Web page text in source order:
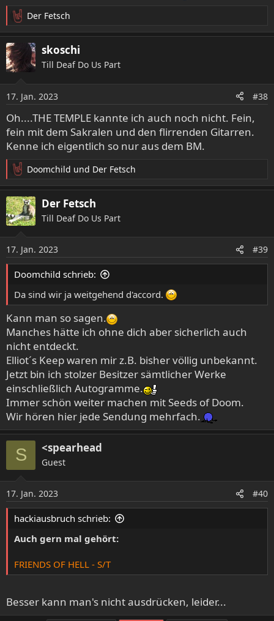
4. Gargantuan Blade - Gargantuan Blade
5. Spiritus Mortis - The Great Seal
Temple Of Void - Summoning the Slayer
Smith And Swansson - Smith and Swanson
Monasterium - Cold Are the Graves
Friends Of Hell - Contradictionary Notes
Mythosphere - Pathotogical
Black Oath - Emeth Truth and Death
Candlemass - Sweet Evil Sun
Obsidian Sea - Pathos
Heléh - Heléh
Doomocracy - Unorthodox
ARD - ARD
Druid Lord - Relics of Hell
On The Loose – On the Loose
Thy Listless Heart – Pilgrims on the Path of No Return
Wolf Counsel - Initium
Las Cruces – Cosmic Tears
R
e
a
k
t
n
e
n
:
Der Fetsch
skoschi
Till Deaf Do Us Part
17. Jan. 2023 #38
Oh....THE TEMPLE kannte ich auch noch nicht. Fein,
fein mit dem Sakralen und den flirrenden Gitarren.
Kenne ich eigentlich so nur aus dem BM.
R
e
a
k
t
n
e
n
Doomchild und Der Fetsch
Der Fetsch
Till Deaf Do Us Part
17. Jan. 2023 #39
Doomchild schrieb:
Da sind wir ja weitgehend d'accord.
Kann man so sagen.
Manches hätte ich ohne dich aber sicherlich auch
nicht entdeckt.
Elliot´s Keep waren mir z.B. bisher völlig unbekannt.
Jetzt bin ich stolzer Besitzer sämtlicher Werke
einschließlich Autogramme.
Immer schön weiter machen mit Seeds of Doom.
Wir hören hier jede Sendung mehrfach.
S <spearhead
Guest
17. Jan. 2023 #40
hackiausbruch schrieb:
Auch gern mal gehört:
FRIENDS OF HELL - S/T
Besser kann man's nicht ausdrücken, leider...